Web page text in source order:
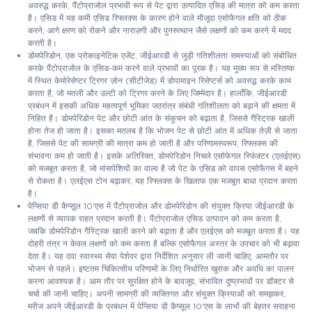
अवरुद्ध करके, पैंटोप्राजोल प्रभावी रूप से पेट द्वारा उत्पादित एसिड की मात्रा को कम करता
है। एसिड में यह कमी एसिड रिफ्लक्स के कारण होने वाले मौजूदा एसोफैगल क्षति को ठीक
करने, आगे क्षरण को रोकने और नाराज़गी और पुनरुत्थान जैसे लक्षणों को कम करने में मदद
करती है।
डोमपेरिडोन, एक प्रोकाइनेटिक एजेंट, जीईआरडी से जुड़ी गतिशीलता समस्याओं को संबोधित
करके पैंटोप्राजोल के एसिड-कम करने वाले प्रभावों का पूरक है। यह मुख्य रूप से मस्तिष्क
में स्थित केमोरेसेप्टर ट्रिगर ज़ोन (सीटीजेड) में डोपामाइन रिसेप्टर्स को अवरुद्ध करके काम
करता है, जो मतली और उल्टी को ट्रिगर करने के लिए जिम्मेदार है। हालाँकि, जीईआरडी
प्रबंधन में इसकी अधिक महत्वपूर्ण भूमिका जठरांत्र संबंधी गतिशीलता को बढ़ाने की क्षमता में
निहित है। डोमपेरिडोन पेट और छोटी आंत के संकुचन को बढ़ाता है, जिससे गैस्ट्रिक खाली
होना तेज हो जाता है। इसका मतलब है कि भोजन पेट से छोटी आंत में अधिक तेज़ी से जाता
है, जिससे पेट की सामग्री की मात्रा कम हो जाती है और परिणामस्वरूप, रिफ्लक्स की
संभावना कम हो जाती है। इसके अतिरिक्त, डोमपेरिडोन निचले एसोफेगल स्फिंक्टर (एलईएस)
को मजबूत करता है, जो मांसपेशियों का वाल्व है जो पेट के एसिड को वापस एसोफैगस में बहने
से रोकता है। एलईएस टोन बढ़ाकर, यह रिफ्लक्स के खिलाफ एक मजबूत बाधा प्रदान करता
है।
पेप्सिया डी कैप्सूल 10'एस में पैंटोप्राजोल और डोमपेरिडोन की संयुक्त क्रिया जीईआरडी के
लक्षणों से व्यापक राहत प्रदान करती है। पैंटोप्राजोल एसिड उत्पादन को कम करता है,
जबकि डोमपेरिडोन गैस्ट्रिक खाली करने को बढ़ाता है और एलईएस को मजबूत करता है। यह
दोहरी तंत्र न केवल लक्षणों को कम करता है बल्कि एसोफैगल अस्तर के उपचार को भी बढ़ावा
देता है। यह दवा स्वास्थ्य सेवा पेशेवर द्वारा निर्देशित अनुसार ली जानी चाहिए, आमतौर पर
भोजन से पहले। इष्टतम चिकित्सीय परिणामों के लिए निर्धारित खुराक और अवधि का पालन
करना आवश्यक है। आम तौर पर सुरक्षित होने के बावजूद, संभावित दुष्प्रभावों पर डॉक्टर से
चर्चा की जानी चाहिए। अपनी सामग्री की व्यक्तिगत और संयुक्त क्रियाओं को समझकर,
मरीज अपने जीईआरडी के प्रबंधन में पेप्सिया डी कैप्सूल 10'एस के लाभों की बेहतर सराहना